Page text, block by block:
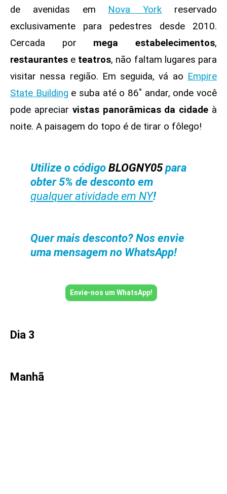
de avenidas em Nova York reservado
exclusivamente para pedestres desde 2010.
Cercada por mega estabelecimentos,
restaurantes e teatros, não faltam lugares para
visitar nessa região. Em seguida, vá ao Empire
State Building e suba até o 86˚ andar, onde você
pode apreciar vistas panorâmicas da cidade à
noite. A paisagem do topo é de tirar o fôlego!
Utilize o código BLOGNY05para
obter 5% de desconto em
qualquer atividade em NY!
Quer mais desconto? Nos envie
uma mensagem no WhatsApp!
Envie-nos um WhatsApp!
Dia 3
Manhã